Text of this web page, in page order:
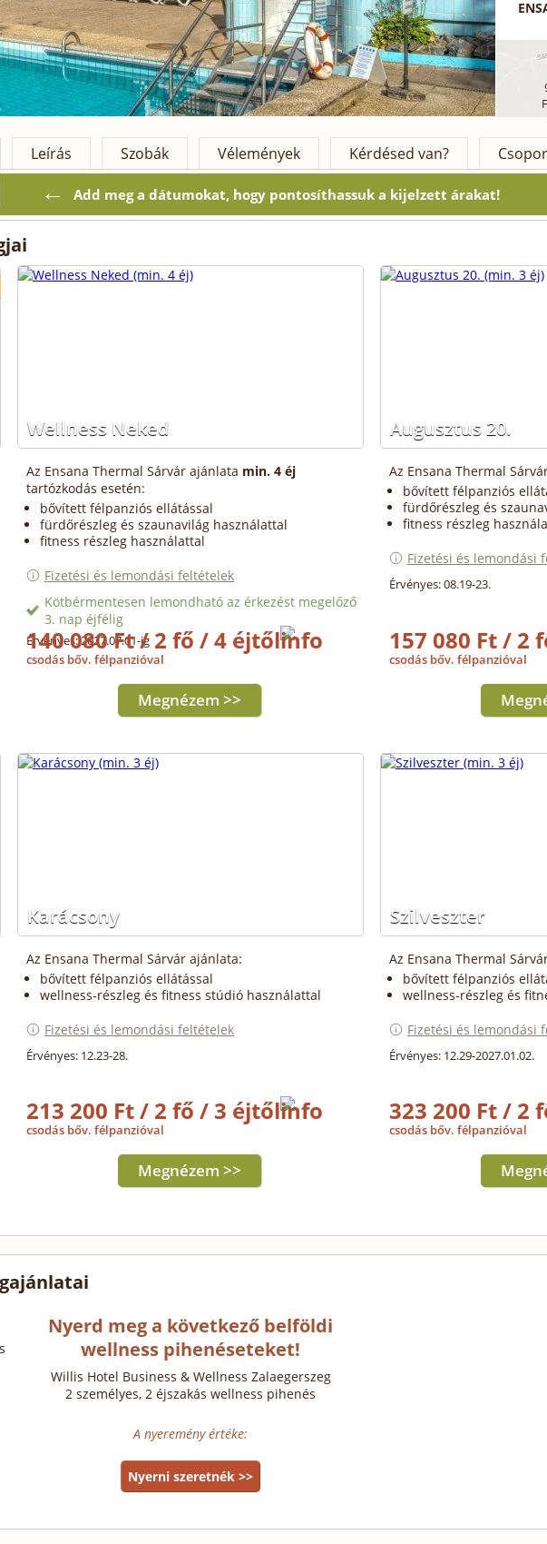
Leírás Szobák Vélemények Kérdésed van?
← Add meg a dátumokat, hogy pontosíthassuk a kijelzett árakat!
Wellness Neked Augusztus 20.
Az Ensana Thermal Sárvár ajánlata min. 4 éj
tartózkodás esetén:
bővített félpanziós ellátással
fürdőrészleg és szaunavilág használattal
fitness részleg használattal
Fizetési és lemondási feltételek
Kötbérmentesen lemondható az érkezést megelőző
3. nap éjfélig
Érvényes: 2027.07.01-ig
140 080 Ft / 2 fő / 4 éjtől
csodás bőv. félpanzióval
Megnézem >>
Az Ensana Thermal
bővített félpanziós
fürdőrészleg és
fitness részleg
Fizetési és lemondási
Érvényes: 08.19-23.
157 080 Ft / 2
csodás bőv. félpanzióval
Karácsony Szilveszter
Az Ensana Thermal Sárvár ajánlata:
bővített félpanziós ellátással
wellness-részleg és fitness stúdió használattal
Fizetési és lemondási feltételek
Érvényes: 12.23-28.
213 200 Ft / 2 fő / 3 éjtől
csodás bőv. félpanzióval
Megnézem >>
Az Ensana Thermal
bővített félpanziós
wellness-részleg és
Fizetési és lemondási
Érvényes: 12.29-2027.01.02.
323 200 Ft / 2
csodás bőv. félpanzióval
Nyerd meg a következő belföldi
wellness pihenéseteket!
Willis Hotel Business & Wellness Zalaegerszeg
2 személyes, 2 éjszakás wellness pihenés
A nyeremény értéke:
Nyerni szeretnék >>